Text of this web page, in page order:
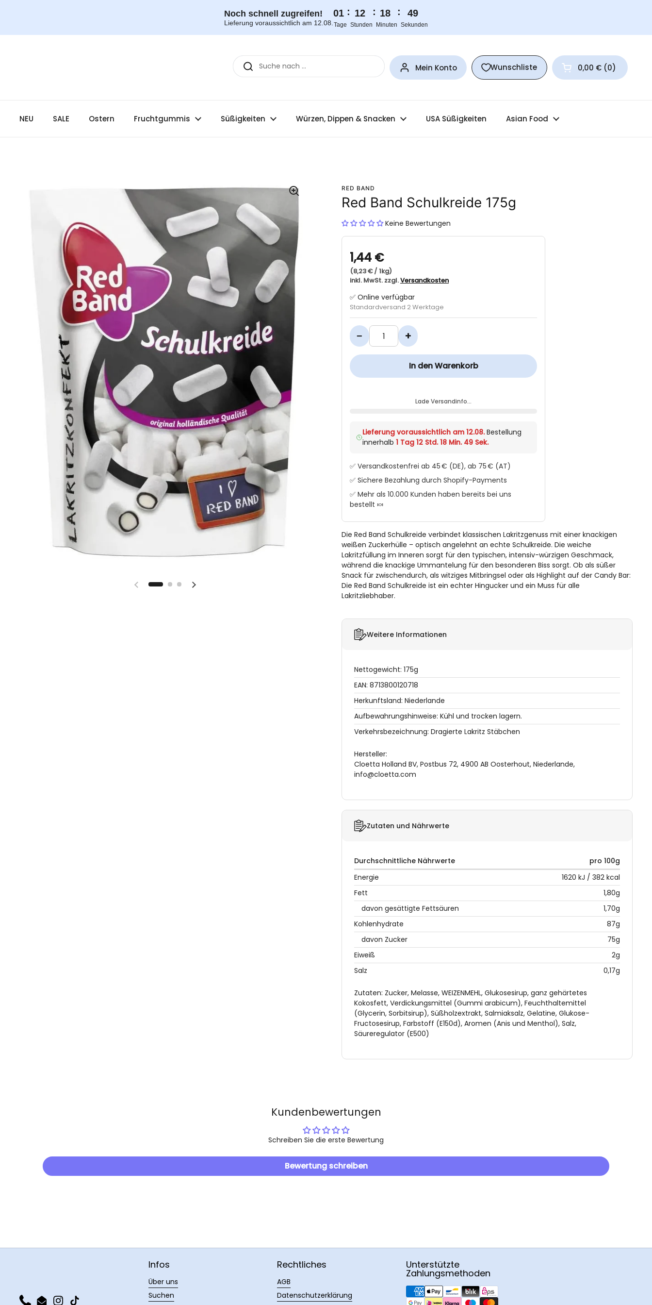
Noch schnell zugreifen!
Lieferung voraussichtlich am 12.08.
01
Tage
: 12
Stunden
: 18
Minuten
: 49
Sekunden
Mein Konto Wunschliste Warenkorb öffnen
0,00 € 0
NEU SALE Ostern Fruchtgummis Süßigkeiten Würzen, Dippen & Snacken USA Süßigkeiten Asian Food
RED BAND
Red Band Schulkreide 175g
Keine Bewertungen
1,44 €
(8,23 € / 1kg)
inkl. MwSt. zzgl.Versandkosten
✅ Online verfügbar
Standardversand 2 Werktage
− +
In den Warenkorb
Lade Versandinfo…
Lieferung voraussichtlich am 12.08.Bestellung
innerhalb1 Tag 12 Std. 18 Min. 49 Sek.
✅ Versandkostenfrei ab 45 € (DE), ab 75 € (AT)
✅ Sichere Bezahlung durch Shopify-Payments
✅ Mehr als 10.000 Kunden haben bereits bei uns
bestellt 🍬
Die Red Band Schulkreide verbindet klassischen Lakritzgenuss mit einer knackigen
weißen Zuckerhülle – optisch angelehnt an echte Schulkreide. Die weiche
Lakritzfüllung im Inneren sorgt für den typischen, intensiv-würzigen Geschmack,
während die knackige Ummantelung für den besonderen Biss sorgt. Ob als süßer
Snack für zwischendurch, als witziges Mitbringsel oder als Highlight auf der Candy Bar:
Die Red Band Schulkreide ist ein echter Hingucker und ein Muss für alle
Lakritzliebhaber.
Weitere Informationen
Nettogewicht: 175g
EAN: 8713800120718
Herkunftsland: Niederlande
Aufbewahrungshinweise: Kühl und trocken lagern.
Verkehrsbezeichnung: Dragierte Lakritz Stäbchen
Hersteller:
Cloetta Holland BV, Postbus 72, 4900 AB Oosterhout, Niederlande,
info@cloetta.com
Zutaten und Nährwerte
Durchschnittliche Nährwerte
pro 100g
Energie
1620 kJ / 382 kcal
Fett
1,80g
davon gesättigte Fettsäuren
1,70g
Kohlenhydrate
87g
davon Zucker
75g
Eiweiß
2g
Salz
0,17g
Zutaten: Zucker, Melasse, WEIZENMEHL, Glukosesirup, ganz gehärtetes
Kokosfett, Verdickungsmittel (Gummi arabicum), Feuchthaltemittel
(Glycerin, Sorbitsirup), Süßholzextrakt, Salmiaksalz, Gelatine, Glukose-
Fructosesirup, Farbstoff (E150d), Aromen (Anis und Menthol), Salz,
Säureregulator (E500)
Kundenbewertungen
Schreiben Sie die erste Bewertung
Bewertung schreiben
PhoneEmailInstagram
TikTok
Infos
Über uns
Suchen
Rechtliches
AGB
Datenschutzerklärung
Unterstützte
Zahlungsmethoden